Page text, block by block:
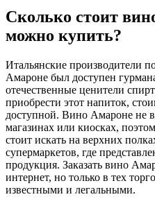
Сколько стоит
можно купить?
Итальянские производители
Амароне был доступен
отечественные ценители
приобрести этот напиток,
доступной. Вино Амароне не
магазинах или киосках,
стоит искать на верхних
супермаркетов, где
продукция. Заказать вино
интернет, но только в тех
известными и легальными.